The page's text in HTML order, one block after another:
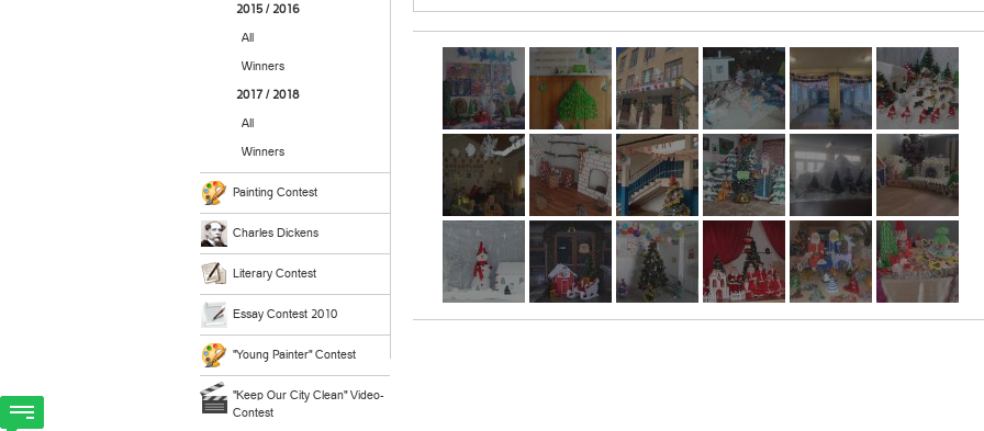
2015 / 2016
All
Winners
2017 / 2018
All
Winners
Painting Contest
Charles Dickens
Literary Contest
Essay Contest 2010
"Young Painter" Contest
"Keep Our City Clean" Video-
Contest